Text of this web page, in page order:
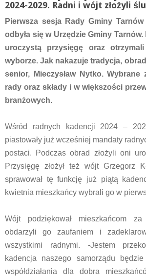
2024-2029. Radni i wójt złożyli
Pierwsza sesja Rady Gminy
odbyła się w Urzędzie Gminy Tarnów.
uroczystą przysięgę oraz
wyborze. Jak nakazuje tradycja,
senior, Mieczysław Nytko. Wybrane
rady oraz składy i w większości
branżowych.
Wśród radnych kadencji 2024 –
piastowały już wcześniej mandaty
postaci. Podczas obrad złożyli oni
Przysięgę złożył też wójt Grzegorz
sprawował tę funkcję już piątą
kwietnia mieszkańcy wybrali go w
Wójt podziękował mieszkańcom
obdarzyli go zaufaniem i
wszystkimi radnymi. -Jestem
kadencja naszego samorządu
współdziałania dla dobra